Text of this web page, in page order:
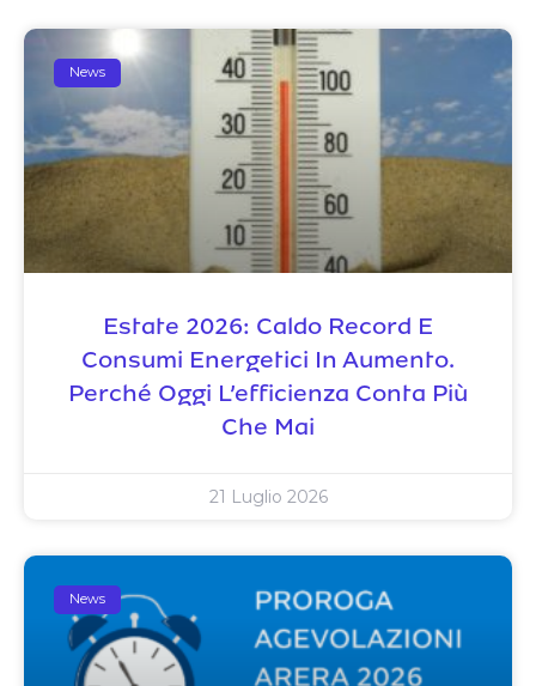
News
Estate 2026: Caldo Record E
Consumi Energetici In Aumento.
Perché Oggi L’efficienza Conta Più
Che Mai
21 Luglio 2026
News